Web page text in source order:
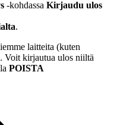
‑kohdassa Kirjaudu ulos
.
laitteita (kuten
Voit kirjautua ulos niiltä
POISTA